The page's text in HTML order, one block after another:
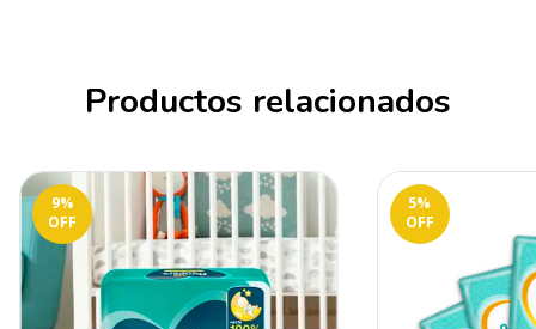
Productos relacionados
9%
OFF
5%
OFF